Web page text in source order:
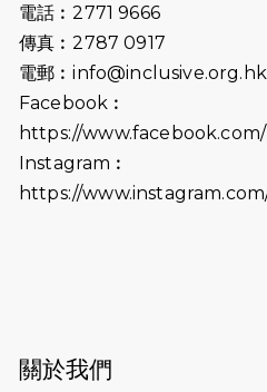
2026-06-25
（19:00開始
2026-06-18
猛龍長跑隊
2026-06-11
猛龍長跑隊
電話︰2771 9666
傳真︰2787 0917
電郵︰info@inclusive.org.hk
Facebook︰
https://www.facebook.com/
Instagram︰
https://
關於我們